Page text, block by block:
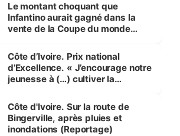
Le montant choquant que
Infantino aurait gagné dans la
vente de la Coupe du monde
Côte d’Ivoire. Prix national
d’Excellence. « J’encourage notre
jeunesse à (…) cultiver la
(Alassane Ouattara
Côte d'Ivoire. Sur la route de
Bingerville, après pluies et
inondations (Reportage)